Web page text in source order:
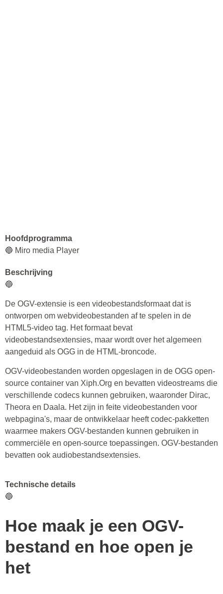
Hoofdprogramma
🔵 Miro media Player
Beschrijving
🔵
De OGV-extensie is een videobestandsformaat dat is
ontworpen om webvideobestanden af te spelen in de
HTML5-video tag. Het formaat bevat
videobestandsextensies, maar wordt over het algemeen
aangeduid als OGG in de HTML-broncode.
OGV-videobestanden worden opgeslagen in de OGG open-
source container van Xiph.Org en bevatten videostreams die
verschillende codecs kunnen gebruiken, waaronder Dirac,
Theora en Daala. Het zijn in feite videobestanden voor
webpagina's, maar de ontwikkelaar heeft codec-pakketten
waarmee makers OGV-bestanden kunnen gebruiken in
commerciële en open-source toepassingen. OGV-bestanden
bevatten ook audiobestandsextensies.
Technische details
🔵
Hoe maak je een OGV-
bestand en hoe open je
het